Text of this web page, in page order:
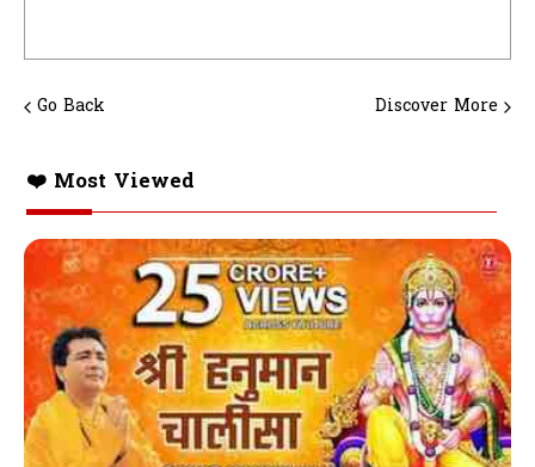
Go Back Discover More
❤️ Most Viewed